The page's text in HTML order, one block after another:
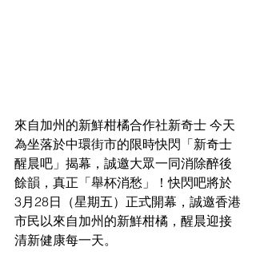
來自加州的新鮮柑橘合作社新奇士 今天
為坐落於中環街市的限時快閃「新奇士
醒晨吧」揭幕，誠邀大眾一同消除醉後
餘韻，真正「舉杯消愁」！快閃吧將於
3月28日（星期五）正式開幕，誠邀香港
市民以來自加州的新鮮柑橘，醒晨迎接
清新健康每一天。